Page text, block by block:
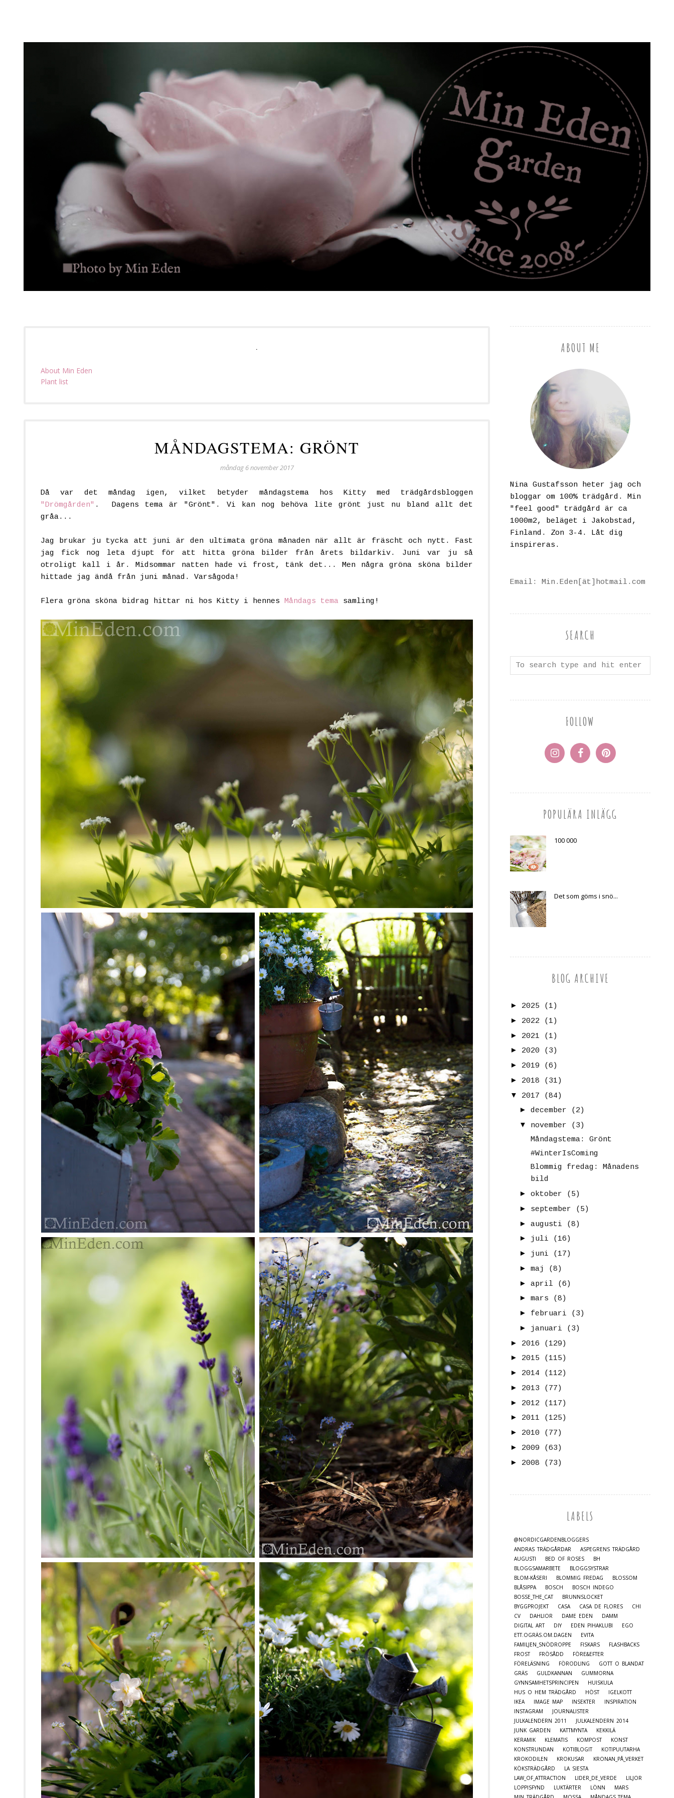
About Min Eden
Plant list
MÅNDAGSTEMA: GRÖNT
måndag 6 november 2017
Då var det måndag igen, vilket betyder måndagstema hos Kitty med trädgårdsbloggen
"Drömgården" . Dagens tema är "Grönt". Vi kan nog behöva lite grönt just nu bland allt det
gråa...
Jag brukar ju tycka att juni är den ultimata gröna månaden när allt är fräscht och nytt. Fast
jag fick nog leta djupt för att hitta gröna bilder från årets bildarkiv. Juni var ju så
otroligt kall i år. Midsommar natten hade vi frost, tänk det... Men några gröna sköna bilder
hittade jag ändå från juni månad. Varsågoda!
Flera gröna sköna bidrag hittar ni hos Kitty i hennes Måndags tema samling!
ABOUT ME
Nina Gustafsson heter jag och
bloggar om 100% trädgård. Min
"feel good" trädgård är ca
1000m2, beläget i Jakobstad,
Finland. Zon 3-4. Låt dig
inspireras.
Email: Min.Eden[ät]hotmail.com
SEARCH
FOLLOW
POPULÄRA INLÄGG
100 000
Det som göms i snö...
BLOG ARCHIVE
► 2025
(1)
► 2022
(1)
► 2021
(1)
► 2020
(3)
► 2019
(6)
► 2018
(31)
▼
2017
(84)
► december
(2)
▼
november
(3)
Måndagstema: Grönt
#WinterIsComing
Blommig fredag: Månadens
bild
► oktober
(5)
► september
(5)
► augusti
(8)
► juli
(16)
► juni
(17)
► maj
(8)
► april
(6)
► mars
(8)
► februari
(3)
► januari
(3)
► 2016
(129)
► 2015
(115)
► 2014
(112)
► 2013
(77)
► 2012
(117)
► 2011
(125)
► 2010
(77)
► 2009
(63)
► 2008 (73)
LABELS
@NORDICGARDENBLOGGERS
ANDRAS TRÄDGÅRDAR
ASPEGRENS TRÄDGÅRD
AUGUSTI
BED OF ROSES
BH
BLOGGSAMARBETE
BLOGGSYSTRAR
BLOM-KÅSERI
BLOMMIG FREDAG
BLOSSOM
BLÅSIPPA
BOSCH
BOSCH INDEGO
BOSSE_THE_CAT
BRUNNSLOCKET
BYGGPROJEKT
CASA CASA DE FLORES
CHI
CV
DAHLIOR DAME EDEN
DAMM
DIGITAL ART
DIY EDEN PIHAKLUBI
EGO
ETT.OGRÄS.OM.DAGEN
EVITA
FAMILJEN_SNÖDROPPE
FISKARS
FLASHBACKS
FROST
FRÖSÅDD
FÖRE&EFTER
FÖRELÄSNING
FÖRODLING
GOTT O BLANDAT
GRÄS
GULDKANNAN
GUMMORNA
GYNNSAMHETSPRINCIPEN
HUISKULA
HUS O HEM TRÄDGÅRD
HÖST
IGELKOTT
IKEA
IMAGE MAP INSEKTER
INSPIRATION
INSTAGRAM
JOURNALISTER
JULKALENDERN 2011
JULKALENDERN 2014
JUNK GARDEN
KATTMYNTA
KEKKILÄ
KERAMIK
KLEMATIS KOMPOST
KONST
KONSTRUNDAN
KOTIBLOGIT
KOTIPUUTARHA
KROKODILEN
KROKUSAR
KRONAN_PÅ_VERKET
KÖKSTRÄDGÅRD
LA SIESTA
LAW_OF_ATTRACTION
LIDER_DE_VERDE
LILJOR
LOPPISFYND
LUKTÄRTER LÖNN
MARS